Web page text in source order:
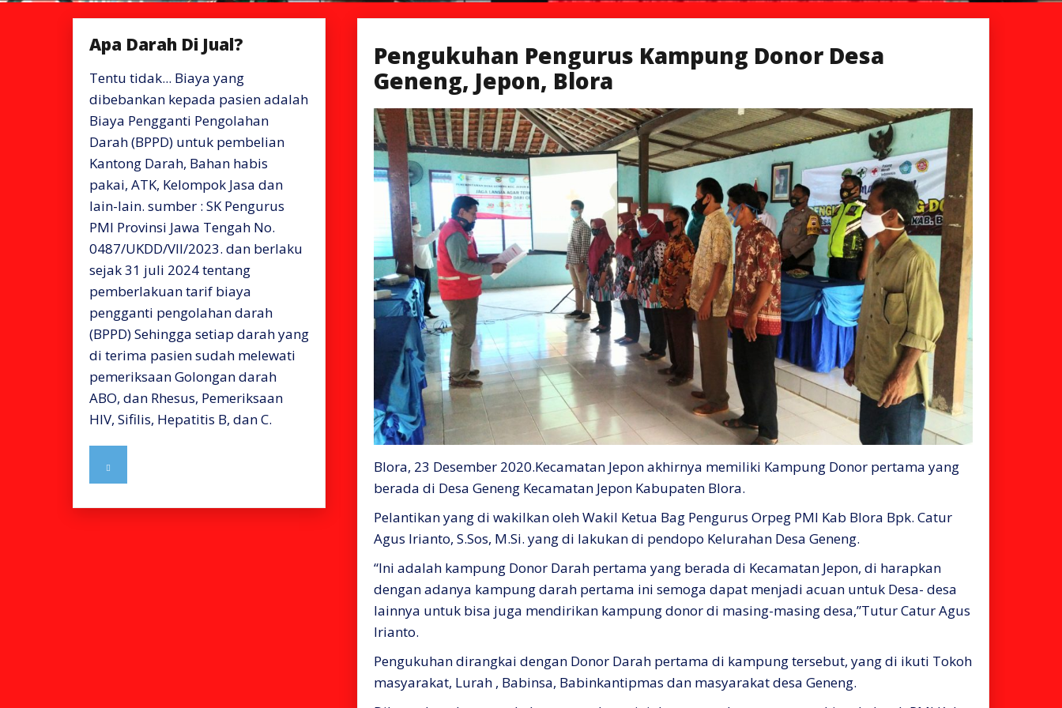
Pengukuhan Pengurus Kampung Donor Desa
Geneng, Jepon, Blora
Blora, 23 Desember 2020.Kecamatan Jepon akhirnya memiliki Kampung Donor pertama yang
berada di Desa Geneng Kecamatan Jepon Kabupaten Blora.
Pelantikan yang di wakilkan oleh Wakil Ketua Bag Pengurus Orpeg PMI Kab Blora Bpk. Catur
Agus Irianto, S.Sos, M.Si. yang di lakukan di pendopo Kelurahan Desa Geneng.
“Ini adalah kampung Donor Darah pertama yang berada di Kecamatan Jepon, di harapkan
dengan adanya kampung darah pertama ini semoga dapat menjadi acuan untuk Desa- desa
lainnya untuk bisa juga mendirikan kampung donor di masing-masing desa,”Tutur Catur Agus
Irianto.
Pengukuhan dirangkai dengan Donor Darah pertama di kampung tersebut, yang di ikuti Tokoh
masyarakat, Lurah , Babinsa, Babinkantipmas dan masyarakat desa Geneng.
Apa Darah Di Jual?
Tentu tidak... Biaya yang
dibebankan kepada pasien adalah
Biaya Pengganti Pengolahan
Darah (BPPD) untuk pembelian
Kantong Darah, Bahan habis
pakai, ATK, Kelompok Jasa dan
lain-lain. sumber : SK Pengurus
PMI Provinsi Jawa Tengah No.
0487/UKDD/VII/2023. dan berlaku
sejak 31 juli 2024 tentang
pemberlakuan tarif biaya
pengganti pengolahan darah
(BPPD) Sehingga setiap darah yang
di terima pasien sudah melewati
pemeriksaan Golongan darah
ABO, dan Rhesus, Pemeriksaan
HIV, Sifilis, Hepatitis B, dan C.